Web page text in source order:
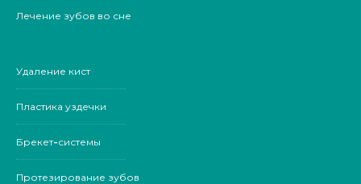
Лечение зубов во сне
Удаление кист
Пластика уздечки
Брекет-системы
Протезирование зубов